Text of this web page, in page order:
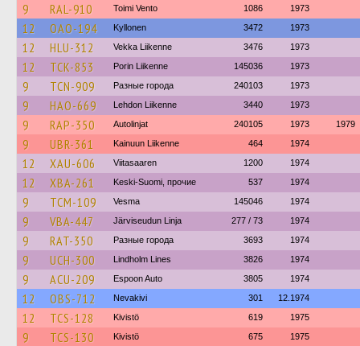
9 RAL-910 Toimi Vento 1086 1973
12 OAO-194 Kyllonen 3472 1973
12 HLU-312 Vekka Liikenne 3476 1973
12 TCK-853 Porin Liikenne 145036 1973
9 TCN-909 Разные города 240103 1973
9 HAO-669 Lehdon Liikenne 3440 1973
9 RAP-350 Autolinjat 240105 1973 1979
9 UBR-361 Kainuun Liikenne 464 1974
12 XAU-606 Viitasaaren 1200 1974
12 XBA-261 Keski-Suomi, прочие 537 1974
9 TCM-109 Vesma 145046 1974
9 VBA-447 Järviseudun Linja 277 / 73 1974
9 RAT-350 Разные города 3693 1974
9 UCH-300 Lindholm Lines 3826 1974
9 ACU-209 Espoon Auto 3805 1974
12 OBS-712 Nevakivi 301 12.1974
12 TCS-128 Kivistö 619 1975
9 TCS-130 Kivistö 675 1975